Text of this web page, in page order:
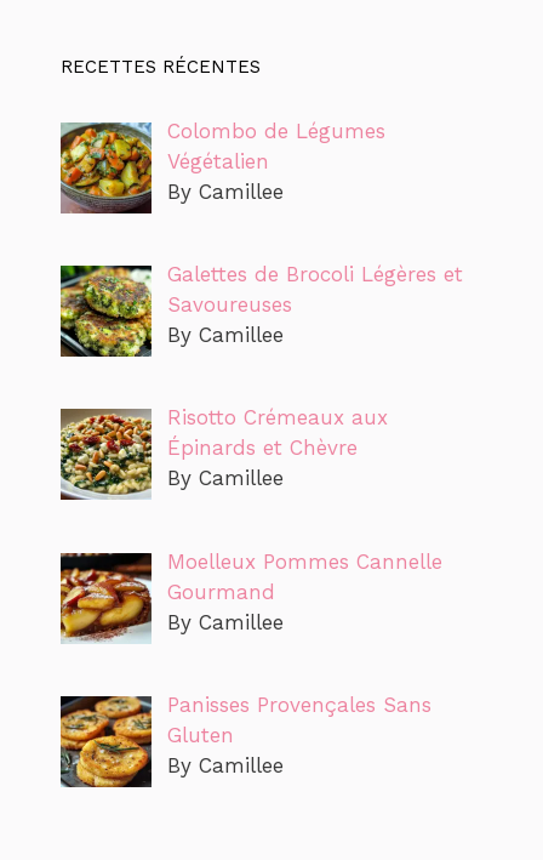
RECETTES RÉCENTES
Colombo de Légumes
Végétalien
By Camillee
Galettes de Brocoli Légères et
Savoureuses
By Camillee
Risotto Crémeaux aux
Épinards et Chèvre
By Camillee
Moelleux Pommes Cannelle
Gourmand
By Camillee
Panisses Provençales Sans
Gluten
By Camillee